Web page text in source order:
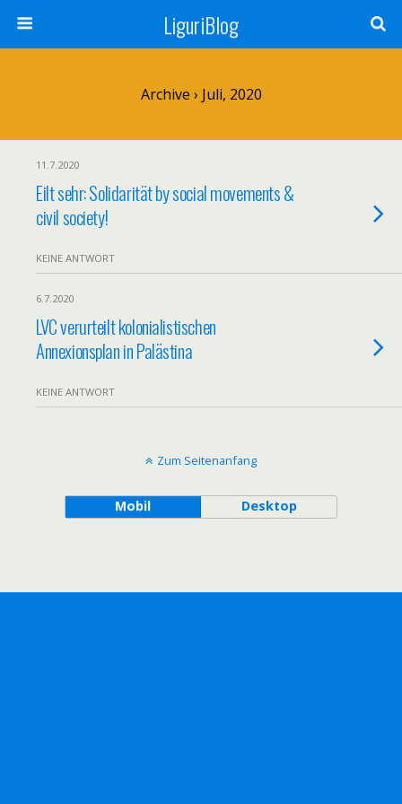
LiguriBlog
Archive › Juli, 2020
11.7.2020
Eilt sehr: Solidarität by social movements &
civil society!
KEINE ANTWORT
6.7.2020
LVC verurteilt kolonialistischen
Annexionsplan in Palästina
KEINE ANTWORT
Zum Seitenanfang
Mobil Desktop